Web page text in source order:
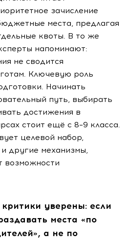
зачисление
места, предлагая
квоты. В то же
напоминают:
не сводится
Ключевую роль
Начинать
путь, выбирать
достижения в
стоит ещё с 8–9 класса.
целевой набор,
другие механизмы,
возможности
уверены: если
места «по
а не по